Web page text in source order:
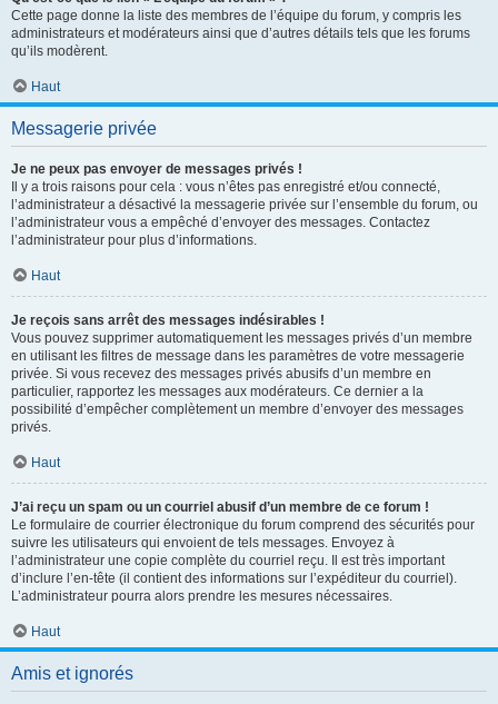
Cette page donne la liste des membres de l’équipe du forum, y compris les
administrateurs et modérateurs ainsi que d’autres détails tels que les forums
qu’ils modèrent.
Haut
Messagerie privée
Je ne peux pas envoyer de messages privés !
Il y a trois raisons pour cela : vous n’êtes pas enregistré et/ou connecté,
l’administrateur a désactivé la messagerie privée sur l’ensemble du forum, ou
l’administrateur vous a empêché d’envoyer des messages. Contactez
l’administrateur pour plus d’informations.
Haut
Je reçois sans arrêt des messages indésirables !
Vous pouvez supprimer automatiquement les messages privés d’un membre
en utilisant les filtres de message dans les paramètres de votre messagerie
privée. Si vous recevez des messages privés abusifs d’un membre en
particulier, rapportez les messages aux modérateurs. Ce dernier a la
possibilité d’empêcher complètement un membre d’envoyer des messages
privés.
Haut
J’ai reçu un spam ou un courriel abusif d’un membre de ce forum !
Le formulaire de courrier électronique du forum comprend des sécurités pour
suivre les utilisateurs qui envoient de tels messages. Envoyez à
l’administrateur une copie complète du courriel reçu. Il est très important
d’inclure l’en-tête (il contient des informations sur l’expéditeur du courriel).
L’administrateur pourra alors prendre les mesures nécessaires.
Haut
Amis et ignorés